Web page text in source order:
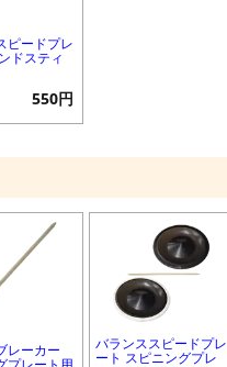
ピードプレ
ドスティ
550円
レーカー バランススピードプレ
ート スピニングプレ